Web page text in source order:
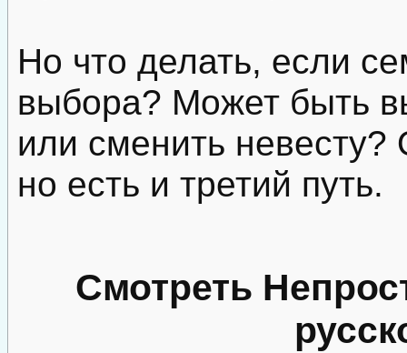
Но что делать, если
выбора? Может быть
или сменить
но есть и третий путь.
Смотреть